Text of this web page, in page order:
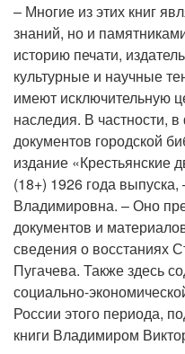
– Многие из этих книг
знаний, но и
историю печати,
культурные и научные
имеют исключительную
наследия. В частности,
документов городской
издание «Крестьянские
(18+) 1926 года
Владимировна. – Оно
документов и
сведения о восстаниях
Пугачева. Также здесь
социально-
России этого периода,
книги Владимиром